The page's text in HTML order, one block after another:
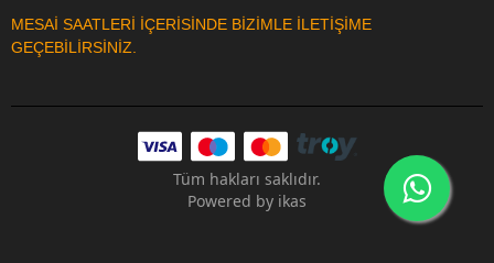
MESAİ SAATLERİ İÇERİSİNDE BİZİMLE İLETİŞİME
GEÇEBİLİRSİNİZ.
Tüm hakları saklıdır.
Powered by ikas